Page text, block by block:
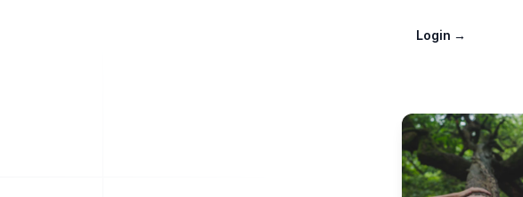
Login →